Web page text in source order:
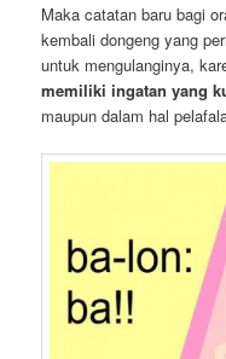
Maka catatan baru bagi
kembali dongeng yang
untuk mengulanginya,
memiliki ingatan yang
maupun dalam hal